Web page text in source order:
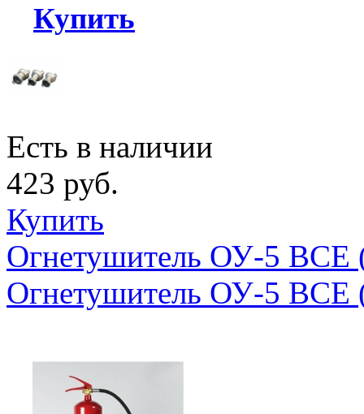
Купить
Есть в наличии
423 руб.
Купить
Огнетушитель ОУ-5 ВСЕ
Огнетушитель ОУ-5 ВСЕ